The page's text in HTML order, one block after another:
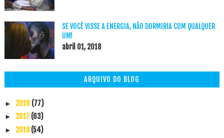
SE VOCÊ VISSE A ENERGIA, NÃO DORMIRIA COM QUALQUER
UM!
abril 01, 2018
ARQUIVO DO BLOG
► 2016 (77)
► 2017 (63)
► 2018(54)